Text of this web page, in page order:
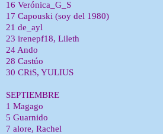
16 Verónica_G_S
17 Capouski (soy del 1980)
21 de_ayl
23 irenepf18, Lileth
24 Ando
28 Castúo
30 CRiS, YULIUS
SEPTIEMBRE
1 Magago
5 Guarnido
7 alore, Rachel